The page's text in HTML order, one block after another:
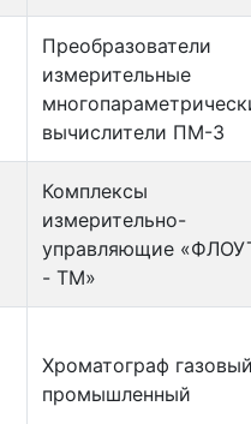
Преобразователи
измерительные
вычислители ПМ-3
Комплексы
измерительно-
управляющие
- ТМ»
Хроматограф
промышленный